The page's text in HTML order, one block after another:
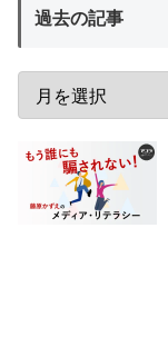
過去の記事